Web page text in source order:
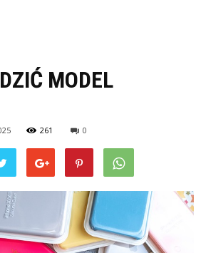
MODEL
261 0